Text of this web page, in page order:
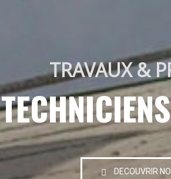
TRAVAUX &
DECOUVRIR